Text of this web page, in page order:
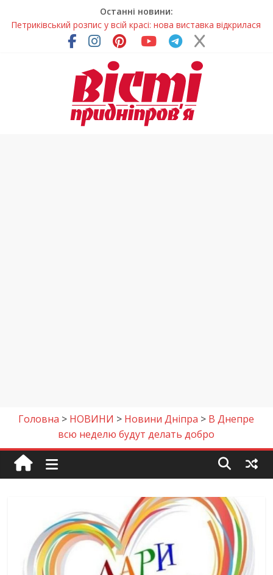
Останні новини:
Петриківський розпис у всій красі: нова виставка відкрилася
на Дніпропетровщині
У Дніпрі на три місяці можуть обмежити рух на Вокзальній
Письменниця з Покрова продовжує підкорювати українські
та міжнародні творчі вершини
У Дніпрі повністю оновили один із найзавантаженіших
трамвайних переїздів
Головна > НОВИНИ > Новини Дніпра > В Днепре
всю неделю будут делать добро